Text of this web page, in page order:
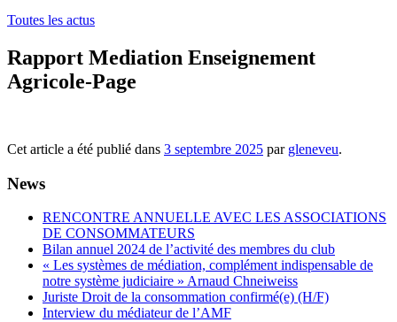
Toutes les actus
Rapport Mediation Enseignement
Agricole-Page
Cet article a été publié dans 3 septembre 2025 par gleneveu.
News
RENCONTRE ANNUELLE AVEC LES ASSOCIATIONS
DE CONSOMMATEURS
Bilan annuel 2024 de l’activité des membres du club
« Les systèmes de médiation, complément indispensable de
notre système judiciaire » Arnaud Chneiweiss
Juriste Droit de la consommation confirmé(e) (H/F)
Interview du médiateur de l’AMF